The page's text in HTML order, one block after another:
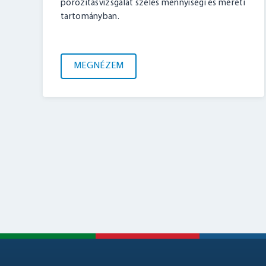
porozitásvizsgálat széles mennyiségi és méreti
tartományban.
MEGNÉZEM